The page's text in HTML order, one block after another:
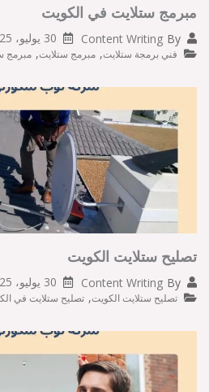
مبرمج ستلايت في الكويت
By
Content Writing 30 يوليو، 2025
فني برمجة ستلايت, مبرمج ستلايت, مبرمج
تصليح ستلايت الكويت
By
Content Writing 30 يوليو، 2025
تصليح ستلايت الكويت, تصليح ستلايت في